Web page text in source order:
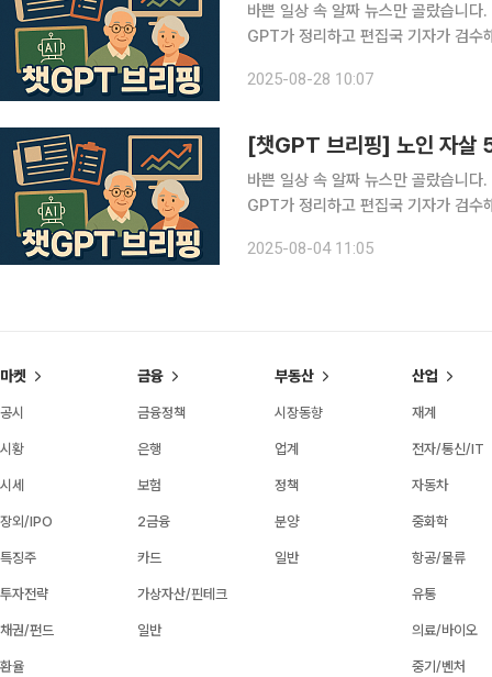
바쁜 일상 속 알짜 뉴스만 골랐습니다
GPT가 정리하고 편집국 기자가 검수해 전해드립니다. ◆“억눌린 울
화’ 영역이 두드러지게 높아지는 것으
2025-08-28 10:07
[챗GPT 브리핑] 노인 자살
바쁜 일상 속 알짜 뉴스만 골랐습니다
GPT가 정리하고 편집국 기자가 검수해 전해드립니다. ◆노인 자
북삼성병원 박사는 “노인 자살은 젊은
2025-08-04 11:05
마켓
공시
시황
시세
장외/IPO
특징주
투자전략
채권/펀드
환율
금융
금융정책
은행
보험
2금융
카드
가상자산/핀테크
일반
부동산
시장동향
업계
정책
분양
일반
산업
재계
전자/통신/IT
자동차
중화학
항공/물류
유통
의료/바이오
중기/벤처